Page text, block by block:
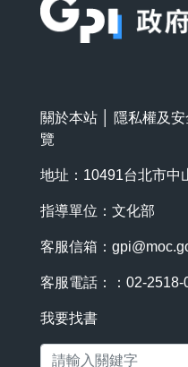
關於本站 隱私權及
覽
地址：10491台北市中
指導單位：文化部
客服信箱：
客服電話：：02-2518-
我要找書